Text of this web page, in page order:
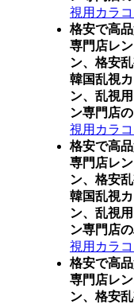
視用カラ
格安で高
専門店レ
ン、格安
韓国乱視
ン、乱視
ン専門店
視用カラ
格安で高
専門店レ
ン、格安
韓国乱視
ン、乱視
ン専門店
視用カラ
格安で高
専門店レ
ン、格安